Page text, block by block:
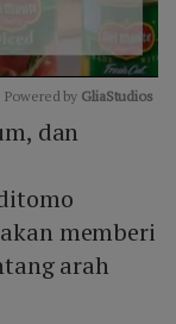
Mute
Powered by GliaStudios
dan
memberi
arah